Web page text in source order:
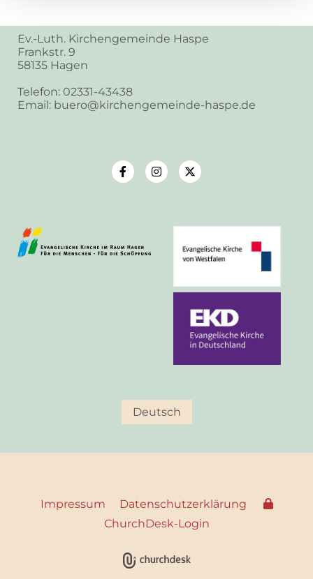
Ev.-Luth. Kirchengemeinde Haspe
Frankstr. 9
58135 Hagen
Telefon: 02331-43438
Email: buero@kirchengemeinde-haspe.de
Deutsch
Impressum
Datenschutzerklärung
ChurchDesk-Login